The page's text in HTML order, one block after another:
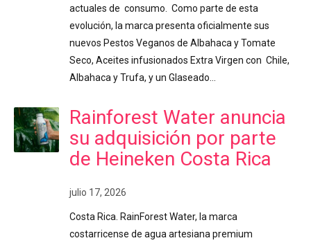
actuales de consumo. Como parte de esta
evolución, la marca presenta oficialmente sus
nuevos Pestos Veganos de Albahaca y Tomate
Seco, Aceites infusionados Extra Virgen con Chile,
Albahaca y Trufa, y un Glaseado…
Rainforest Water anuncia
su adquisición por parte
de Heineken Costa Rica
julio 17, 2026
Costa Rica. RainForest Water, la marca
costarricense de agua artesiana premium